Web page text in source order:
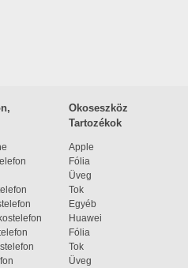
Okoseszköz
Tartozékok
Apple
Fólia
Üveg
Tok
Egyéb
Huawei
Fólia
Tok
Üveg